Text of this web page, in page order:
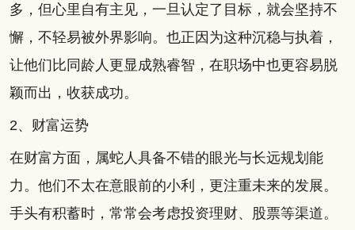
多，但心里自有主见，一旦认定了目标，就会坚持不
懈，不轻易被外界影响。也正因为这种沉稳与执着，
让他们比同龄人更显成熟睿智，在职场中也更容易脱
颖而出，收获成功。
2、财富运势
在财富方面，属蛇人具备不错的眼光与长远规划能
力。他们不太在意眼前的小利，更注重未来的发展。
手头有积蓄时，常常会考虑投资理财、股票等渠道。